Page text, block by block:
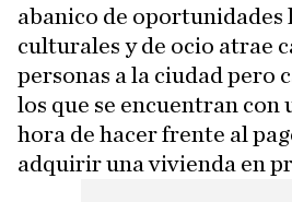
abanico de oportunidades
culturales y de ocio atrae
personas a la ciudad pero
los que se encuentran con
hora de hacer frente al
adquirir una vivienda en